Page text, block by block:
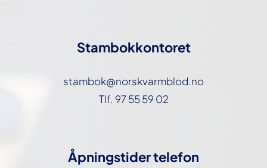
Stambokkontoret
stambok@norskvarmblod.no
Tlf. 97 55 59 02
Åpningstider telefon